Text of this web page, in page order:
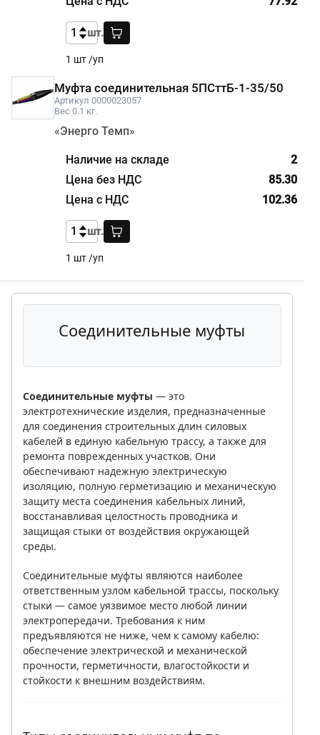
1 шт /уп
шт.
Муфта соединительная 5ПСттБ-1-35/50
Артикул 0000023057
Вес 0.1 кг.
«Энерго Темп»
2
1 шт /уп
85.30
102.36
шт.
Соединительные муфты
Соединительные муфты — это
электротехнические изделия, предназначенные
для соединения строительных длин силовых
кабелей в единую кабельную трассу, а также для
ремонта поврежденных участков. Они
обеспечивают надежную электрическую
изоляцию, полную герметизацию и механическую
защиту места соединения кабельных линий,
восстанавливая целостность проводника и
защищая стыки от воздействия окружающей
среды.
Соединительные муфты являются наиболее
ответственным узлом кабельной трассы, поскольку
стыки — самое уязвимое место любой линии
электропередачи. Требования к ним
предъявляются не ниже, чем к самому кабелю:
обеспечение электрической и механической
прочности, герметичности, влагостойкости и
стойкости к внешним воздействиям.